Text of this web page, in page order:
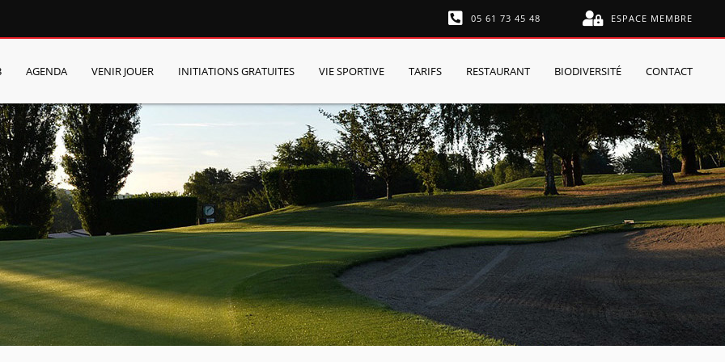
05 61 73 45 48 ESPACE MEMBRE
AGENDA VENIR JOUER INITIATIONS GRATUITES VIE SPORTIVE TARIFS RESTAURANT BIODIVERSITÉ CONTACT